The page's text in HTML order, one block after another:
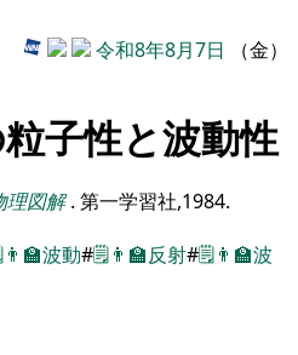
令和8年8月7日 （金）
子性と波動性
理図解 . 第一学習社,1984.
👨‍🏫波動#🗒️👨‍🏫反射#🗒️👨‍🏫波